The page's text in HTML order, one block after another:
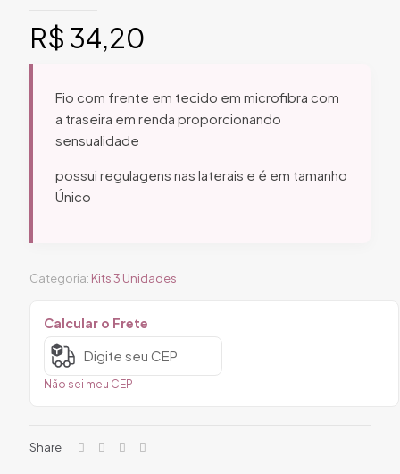
R$ 34,20
Fio com frente em tecido em microfibra com
a traseira em renda proporcionando
sensualidade
possui regulagens nas laterais e é em tamanho
Único
Categoria: Kits 3 Unidades
Calcular o Frete
Não sei meu CEP
Share